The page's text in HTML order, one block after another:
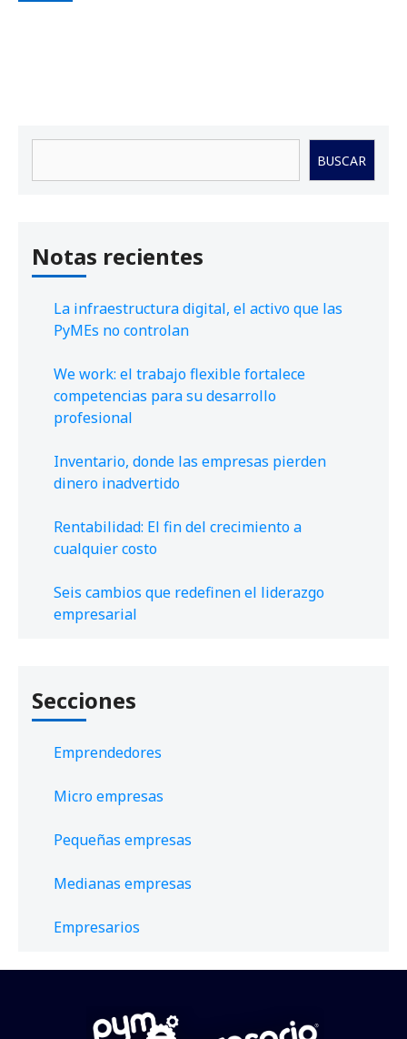
BUSCAR
Notas recientes
La infraestructura digital, el activo que las
PyMEs no controlan
We work: el trabajo flexible fortalece
competencias para su desarrollo
profesional
Inventario, donde las empresas pierden
dinero inadvertido
Rentabilidad: El fin del crecimiento a
cualquier costo
Seis cambios que redefinen el liderazgo
empresarial
Secciones
Emprendedores
Micro empresas
Pequeñas empresas
Medianas empresas
Empresarios